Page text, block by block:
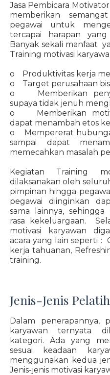
Jasa Pembicara
memberikan
pegawai untuk
tercapai harapan yang
Banyak sekali manfaat
Training motivasi
o Produktivitas kerja
o Target perusahaan
o Memberikan
supaya tidak jenuh
o Memberikan
dapat menambah etos
o Mempererat
sampai dapat
memecahkan masalah
Kegiatan Training
dilaksanakan oleh
pimpinan hingga
pegawai diinginkan
sama lainnya,
rasa kekeluargaan.
motivasi karyawan
acara yang lain seperti :
kerja tahuanan,
training.
Jenis-Jenis
Dalam penerapannya,
karyawan ternyata
kategori. Ada yang
sesuai keadaan
menggunakan kedua
Jenis-jenis motivasi